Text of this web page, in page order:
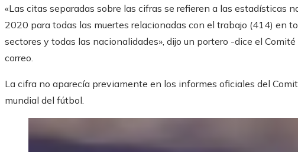
«Las citas separadas sobre las cifras se refieren a las estadísticas
2020 para todas las muertes relacionadas con el trabajo (414) en
sectores y todas las nacionalidades», dijo un portero -dice el
correo.
La cifra no aparecía previamente en los informes oficiales del
mundial del fútbol.